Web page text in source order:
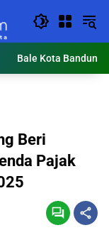
Bale Kota Bandung
Beri
Pajak